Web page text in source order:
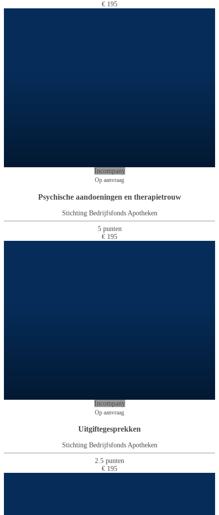
€ 195
Incompany
Op aanvraag
Psychische aandoeningen en therapietrouw
Stichting Bedrijfsfonds Apotheken
5 punten
€ 195
Incompany
Op aanvraag
Uitgiftegesprekken
Stichting Bedrijfsfonds Apotheken
2.5 punten
€ 195